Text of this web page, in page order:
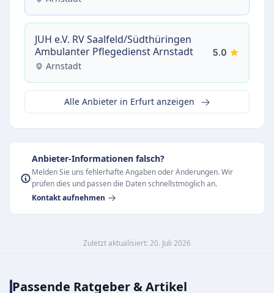
JUH e.V. RV Saalfeld/Südthüringen
Ambulanter Pflegedienst Arnstadt
Arnstadt
5.0
Alle Anbieter in Erfurt anzeigen
Anbieter-Informationen falsch?
Melden Sie uns fehlerhafte Angaben oder Änderungen. Wir
prüfen dies und passen die Daten schnellstmöglich an.
Kontakt aufnehmen
Zuletzt aktualisiert: 20. Juli 2026
Passende Ratgeber & Artikel